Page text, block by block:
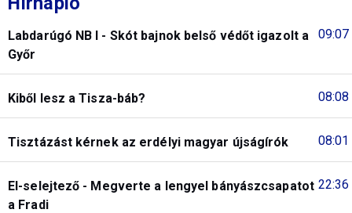
09:07
Labdarúgó NB I - Skót bajnok belső védőt igazolt a
Győr
08:08
Kiből lesz a Tisza-báb?
08:01
Tisztázást kérnek az erdélyi magyar újságírók
22:36
El-selejtező - Megverte a lengyel bányászcsapatot
a Fradi